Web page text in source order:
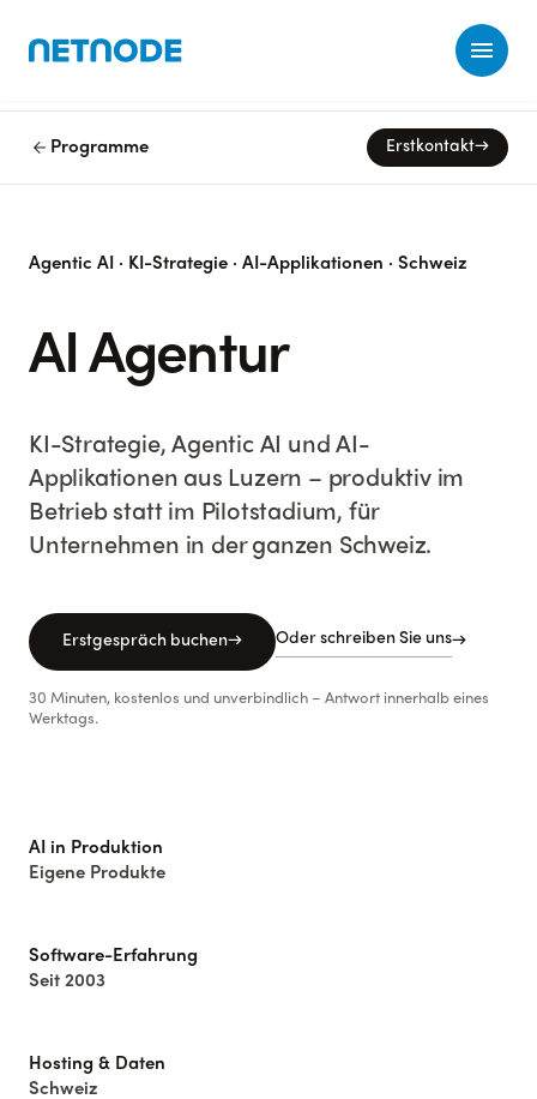
arrow_back Programme Erstkontakt→
Agentic AI · KI-Strategie · AI-Applikationen · Schweiz
AI Agentur
KI-Strategie, Agentic AI und AI-
Applikationen aus Luzern – produktiv im
Betrieb statt im Pilotstadium, für
Unternehmen in der ganzen Schweiz.
Erstgespräch buchen→ Oder schreiben Sie uns→
30 Minuten, kostenlos und unverbindlich – Antwort innerhalb eines
Werktags.
AI in Produktion
Eigene Produkte
Software-Erfahrung
Seit 2003
Hosting & Daten
Schweiz